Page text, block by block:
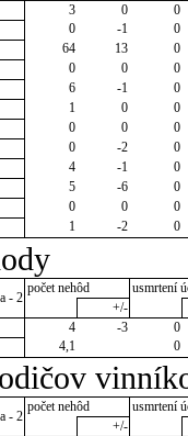
3 0
0
0 -1
0
64 13
0
0 0
0
6 -1
0
1 0
0
0 0
0
0 -2
0
4 -1
0
5 -6
0
0 0
0
1 -2 0
- 2
počet nehôd
usmrtení
+/-
4 -3
0
4,1 0
- 2
počet nehôd
usmrtení
+/-